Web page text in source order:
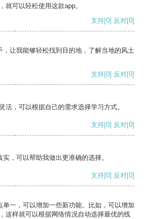
就可以轻松使用这款app。
支持[0] 反对[0]
，让我能够轻松找到目的地，了解当地的风土
支持[0] 反对[0]
活，可以根据自己的需求选择学习方式。
支持[0] 反对[0]
，可以帮助我做出更准确的选择。
支持[0] 反对[0]
单一，可以增加一些新功能。比如，可以增加
这样就可以根据网络情况自动选择最优的线